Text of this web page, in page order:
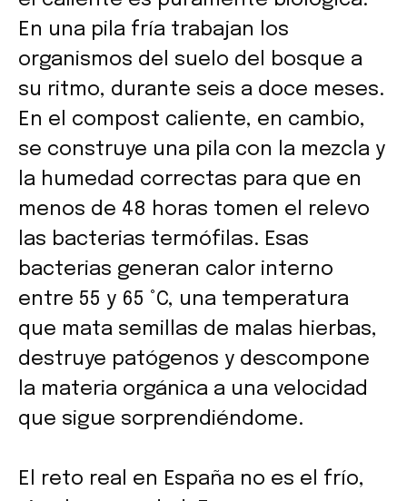
En una pila fría trabajan los
organismos del suelo del bosque a
su ritmo, durante seis a doce meses.
En el compost caliente, en cambio,
se construye una pila con la mezcla y
la humedad correctas para que en
menos de 48 horas tomen el relevo
las bacterias termófilas. Esas
bacterias generan calor interno
entre 55 y 65 °C, una temperatura
que mata semillas de malas hierbas,
destruye patógenos y descompone
la materia orgánica a una velocidad
que sigue sorprendiéndome.
El reto real en España no es el frío,